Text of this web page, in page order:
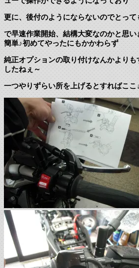
更に、後付のようにならないのでとっ
で早速作業開始、結構大変なのかと思
簡単♪初めてやったにもかかわらず
純正オプションの取り付けなんかより
したねぇ～
一つやりずらい所を上げるとすればここ↓